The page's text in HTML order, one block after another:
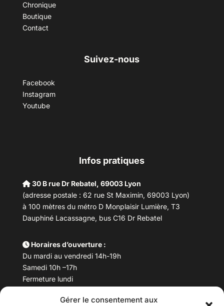
Gérer le consentement aux
Chronique
Boutique
Contact
Suivez-nous
Facebook
Instagram
Youtube
Infos pratiques
30 B rue Dr Rebatel, 69003 Lyon
(adresse postale : 62 rue St Maximin, 69003 Lyon)
à 100 mètres du métro D Monplaisir Lumière, T3
Dauphiné Lacassagne, bus C16 Dr Rebatel
Horaires d’ouverture :
Du mardi au vendredi 14h-19h
Samedi 10h –17h
Fermeture lundi